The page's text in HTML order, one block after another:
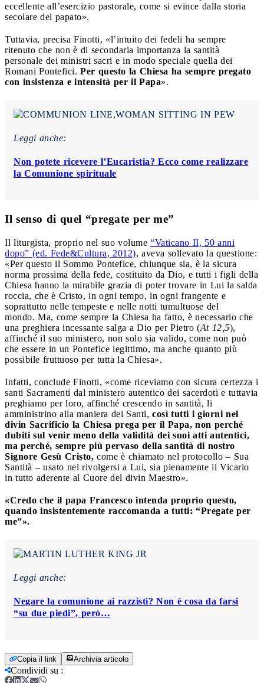
eccellente all’esercizio pastorale, come si evince dalla storia
secolare del papato».
Tuttavia, precisa Finotti, «l’intuito dei fedeli ha sempre
ritenuto che non è di secondaria importanza la santità
personale dei ministri sacri e in modo speciale quella dei
Romani Pontefici. Per questo la Chiesa ha sempre pregato
con insistenza e intensità per il Papa».
Leggi anche:
Non potete ricevere l’Eucaristia? Ecco come realizzare
la Comunione spirituale
Il senso di quel “pregate per me”
Il liturgista, proprio nel suo volume “Vaticano II, 50 anni
dopo” (ed. Fede&Cultura, 2012), aveva sollevato la questione:
«Per questo il Sommo Pontefice, chiunque sia, è la sicura
norma prossima della fede, costituito da Dio, e tutti i figli della
Chiesa hanno la mirabile grazia di poter trovare in Lui la salda
roccia, che è Cristo, in ogni tempo, in ogni frangente e
soprattutto nelle tempeste e nelle notti tumultuose del
mondo. Ma, come sempre la Chiesa ha fatto, è necessario che
una preghiera incessante salga a Dio per Pietro (At 12,5),
affinché il suo ministero, non solo sia valido, come non può
che essere in un Pontefice legittimo, ma anche quanto più
possibile fruttuoso per tutta la Chiesa».
Infatti, conclude Finotti, «come riceviamo con sicura certezza i
santi Sacramenti dal ministero autentico dei sacerdoti e tuttavia
preghiamo per loro, affinché crescendo in santità, li
amministrino alla maniera dei Santi, così tutti i giorni nel
divin Sacrificio la Chiesa prega per il Papa, non perché
dubiti sul venir meno della validità dei suoi atti autentici,
ma perché, sempre più pervaso della santità di nostro
Signore Gesù Cristo, come è chiamato nel protocollo – Sua
Santità – usato nel rivolgersi a Lui, sia pienamente il Vicario
in tutto aderente al Cuore del divin Maestro».
«Credo che il papa Francesco intenda proprio questo,
quando insistentemente raccomanda a tutti: “Pregate per
me”».
Leggi anche:
Negare la comunione ai razzisti? Non è cosa da farsi
“su due piedi”, però…
Copia il link Archivia articolo
Condividi su :